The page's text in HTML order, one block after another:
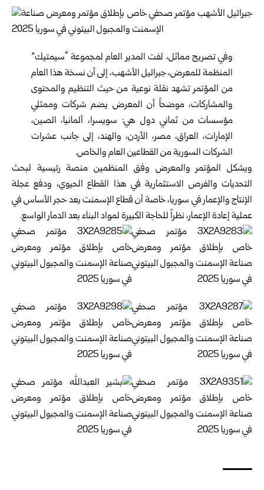
وفي تصريح مماثل، لفت المدير العام لمجموعة “سيمتيك”
المنظمة للمعرض، جبرائيل الأشهب، إلى أن نسخة هذا العام
من المؤتمر تشهد نقلة نوعية من حيث التنظيم والمحتوى
والمشاركات، موضحاً أن المعرض يضم شركات وممثلي
مؤسسات من ثماني دول هي: سويسرا، ألمانيا، الصين،
الإمارات، العراق، مصر، الأردن، والهند، إلى جانب عشرات
الشركات السورية من القطاعين العام والخاص.
ويشكل المؤتمر والمعرض وفق المنظمين منصة رئيسية لبحث
التحديات والفرص الاستثمارية في هذا القطاع الحيوي، ودفع عجلة
الإنتاج والإعمار في سوريا، خاصة أن قطاع الإسمنت يعد حجر الأساس في
عملية إعادة الإعمار، نظراً للحاجة الكبيرة لمواد البناء بعد الدمار الواسع.